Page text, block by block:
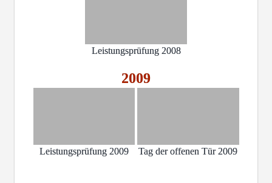
Leistungsprüfung 2008
2009
Leistungsprüfung 2009 Tag der offenen Tür 2009